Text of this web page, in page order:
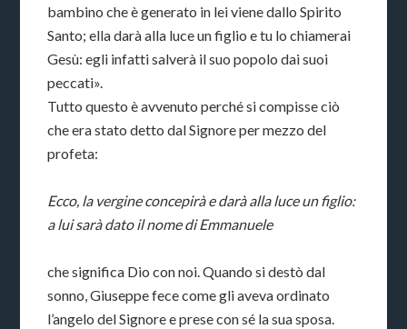
bambino che è generato in lei viene dallo Spirito
Santo; ella darà alla luce un figlio e tu lo chiamerai
Gesù: egli infatti salverà il suo popolo dai suoi
peccati».
Tutto questo è avvenuto perché si compisse ciò
che era stato detto dal Signore per mezzo del
profeta:
Ecco, la vergine concepirà e darà alla luce un figlio:
a lui sarà dato il nome di Emmanuele
che significa Dio con noi. Quando si destò dal
sonno, Giuseppe fece come gli aveva ordinato
l’angelo del Signore e prese con sé la sua sposa.